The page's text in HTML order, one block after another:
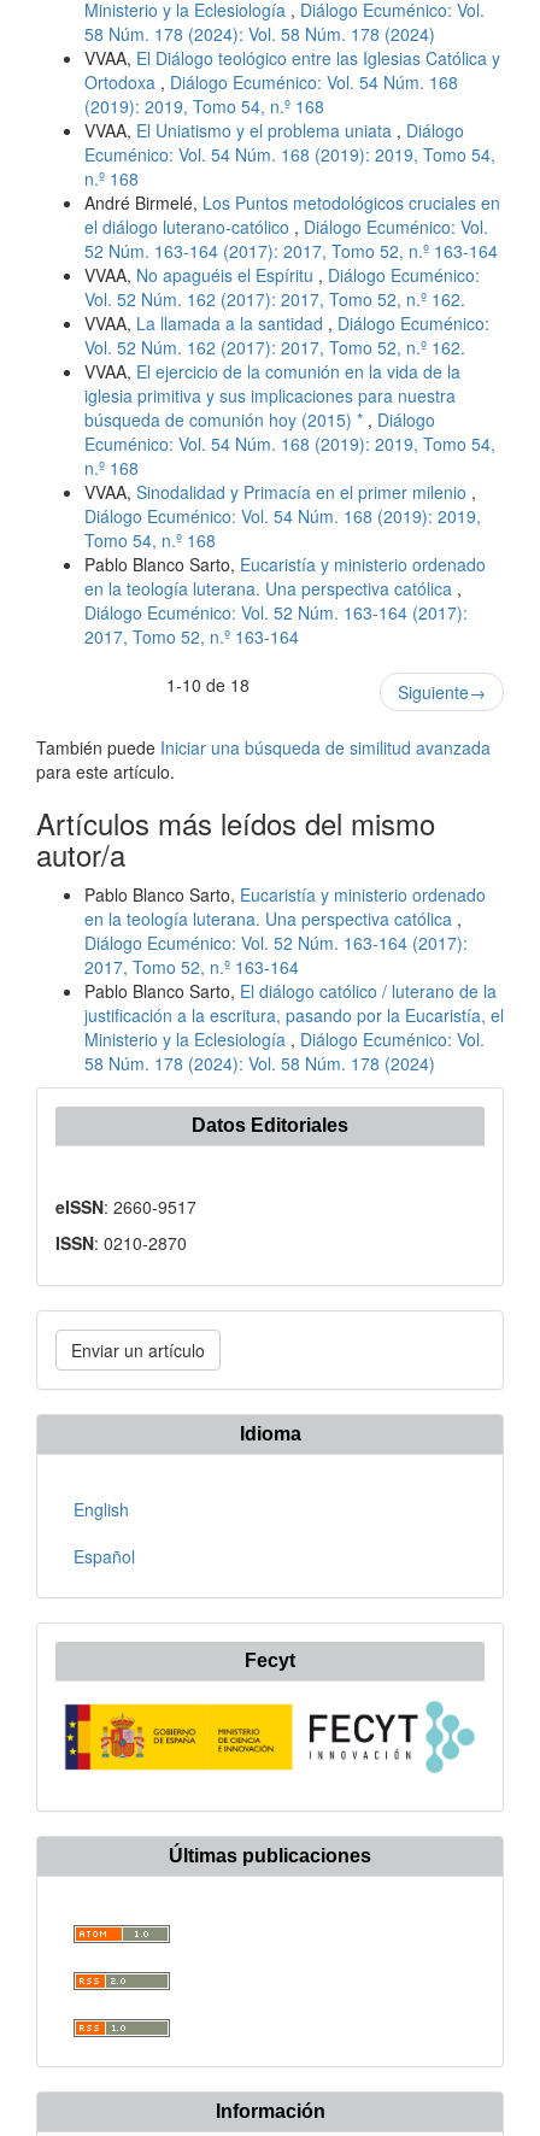
Ministerio y la Eclesiología , Diálogo Ecuménico: Vol.
58 Núm. 178 (2024): Vol. 58 Núm. 178 (2024)
VVAA, El Diálogo teológico entre las Iglesias Católica y
Ortodoxa , Diálogo Ecuménico: Vol. 54 Núm. 168
(2019): 2019, Tomo 54, n.º 168
VVAA, El Uniatismo y el problema uniata , Diálogo
Ecuménico: Vol. 54 Núm. 168 (2019): 2019, Tomo 54,
n.º 168
André Birmelé, Los Puntos metodológicos cruciales en
el diálogo luterano-católico , Diálogo Ecuménico: Vol.
52 Núm. 163-164 (2017): 2017, Tomo 52, n.º 163-164
VVAA, No apaguéis el Espíritu , Diálogo Ecuménico:
Vol. 52 Núm. 162 (2017): 2017, Tomo 52, n.º 162.
VVAA, La llamada a la santidad , Diálogo Ecuménico:
Vol. 52 Núm. 162 (2017): 2017, Tomo 52, n.º 162.
VVAA, El ejercicio de la comunión en la vida de la
iglesia primitiva y sus implicaciones para nuestra
búsqueda de comunión hoy (2015) * , Diálogo
Ecuménico: Vol. 54 Núm. 168 (2019): 2019, Tomo 54,
n.º 168
VVAA, Sinodalidad y Primacía en el primer milenio ,
Diálogo Ecuménico: Vol. 54 Núm. 168 (2019): 2019,
Tomo 54, n.º 168
Pablo Blanco Sarto, Eucaristía y ministerio ordenado
en la teología luterana. Una perspectiva católica ,
Diálogo Ecuménico: Vol. 52 Núm. 163-164 (2017):
2017, Tomo 52, n.º 163-164
1-10 de 18
Siguiente→
También puede Iniciar una búsqueda de similitud avanzada
para este artículo.
Artículos más leídos del mismo
autor/a
Pablo Blanco Sarto, Eucaristía y ministerio ordenado
en la teología luterana. Una perspectiva católica ,
Diálogo Ecuménico: Vol. 52 Núm. 163-164 (2017):
2017, Tomo 52, n.º 163-164
Pablo Blanco Sarto, El diálogo católico / luterano de la
justificación a la escritura, pasando por la Eucaristía, el
Ministerio y la Eclesiología , Diálogo Ecuménico: Vol.
58 Núm. 178 (2024): Vol. 58 Núm. 178 (2024)
Datos Editoriales
eISSN: 2660-9517
ISSN: 0210-2870
Enviar
un
artículo
Enviar un artículo
Idioma
English
Español
Fecyt
Últimas publicaciones
Información